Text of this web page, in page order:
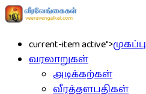
current-item active">முகப்பு
வரலாறுகள்
அடிக்கற்கள்
வீரத்தளபதிகள்